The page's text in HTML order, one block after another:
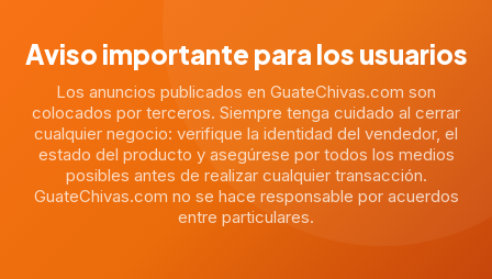
Aviso importante para los usuarios
Los anuncios publicados en GuateChivas.com son
colocados por terceros. Siempre tenga cuidado al cerrar
cualquier negocio: verifique la identidad del vendedor, el
estado del producto y asegúrese por todos los medios
posibles antes de realizar cualquier transacción.
GuateChivas.com no se hace responsable por acuerdos
entre particulares.